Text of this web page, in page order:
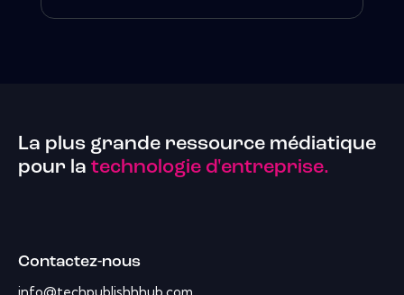
La plus grande ressource médiatique
pour la technologie d'entreprise.
Contactez-nous
info@techpublishhhub.com